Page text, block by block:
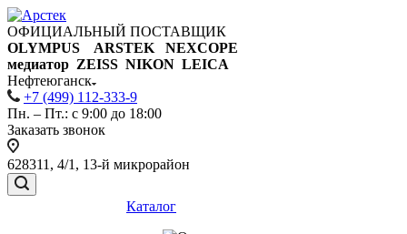
ОФИЦИАЛЬНЫЙ ПОСТАВЩИК
OLYMPUS ARSTEK NEXCOPE
медиатор ZEISS NIKON LEICA
Нефтеюганск
+7 (499) 112-333-9
Пн. – Пт.: с 9:00 до 18:00
Заказать звонок
628311, 4/1, 13-й микрорайон
Каталог